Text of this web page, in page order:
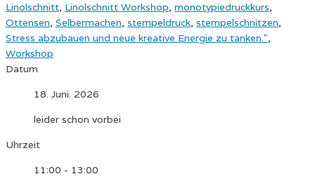
Linolschnitt, Linolschnitt Workshop, monotypiedruckkurs,
Ottensen, Selbermachen, stempeldruck, stempelschnitzen,
Stress abzubauen und neue kreative Energie zu tanken.",
Workshop
Datum
18. Juni. 2026
leider schon vorbei
Uhrzeit
11:00 - 13:00